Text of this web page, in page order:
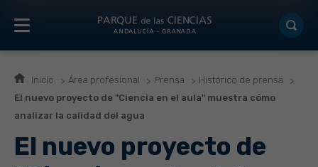
Inicio Área profesional Prensa
Histórico de prensa
El nuevo proyecto de "Ciencia en el aula" muestra cómo
analizar la calidad del agua
El nuevo proyecto de